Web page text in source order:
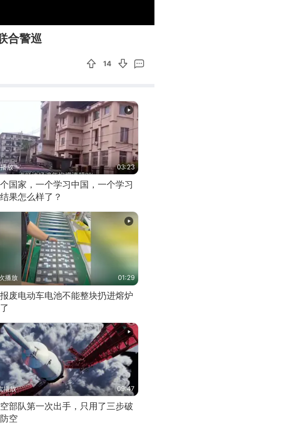
合警巡
14
放 03:23
国家，一个学习中国，一个学习
果怎么样了？
播放 01:29
废电动车电池不能整块扔进熔炉
播放 09:47
部队第一次出手，只用了三步破
空